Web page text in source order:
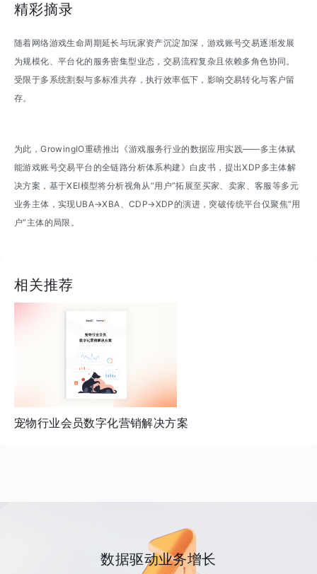
相关推荐
宠物行业会员数字化营销解决方案
精彩摘录
随着网络游戏生命周期延长与玩家资产沉淀加深，游戏账号交易逐渐发展
为规模化、平台化的服务密集型业态，交易流程复杂且依赖多角色协同。
受限于多系统割裂与多标准共存，执行效率低下，影响交易转化与客户留
存。
为此，GrowingIO重磅推出《游戏服务行业的数据应用实践——多主体赋
能游戏账号交易平台的全链路分析体系构建》白皮书，提出XDP多主体解
决方案，基于XEI模型将分析视角从“用户”拓展至买家、卖家、客服等多元
业务主体，实现UBA→XBA、CDP→XDP的演进，突破传统平台仅聚焦“用
户”主体的局限。
数据驱动业务增长